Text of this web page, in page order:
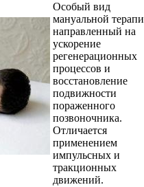
Особый вид
мануальной
направленный на
ускорение
регенерационных
процессов и
восстановление
подвижности
пораженного
позвоночника.
Отличается
применением
импульсных и
тракционных
движений.